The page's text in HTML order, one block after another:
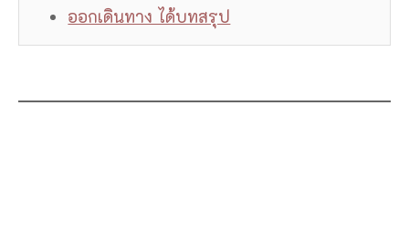
ออกเดินทาง ได้บทสรุป